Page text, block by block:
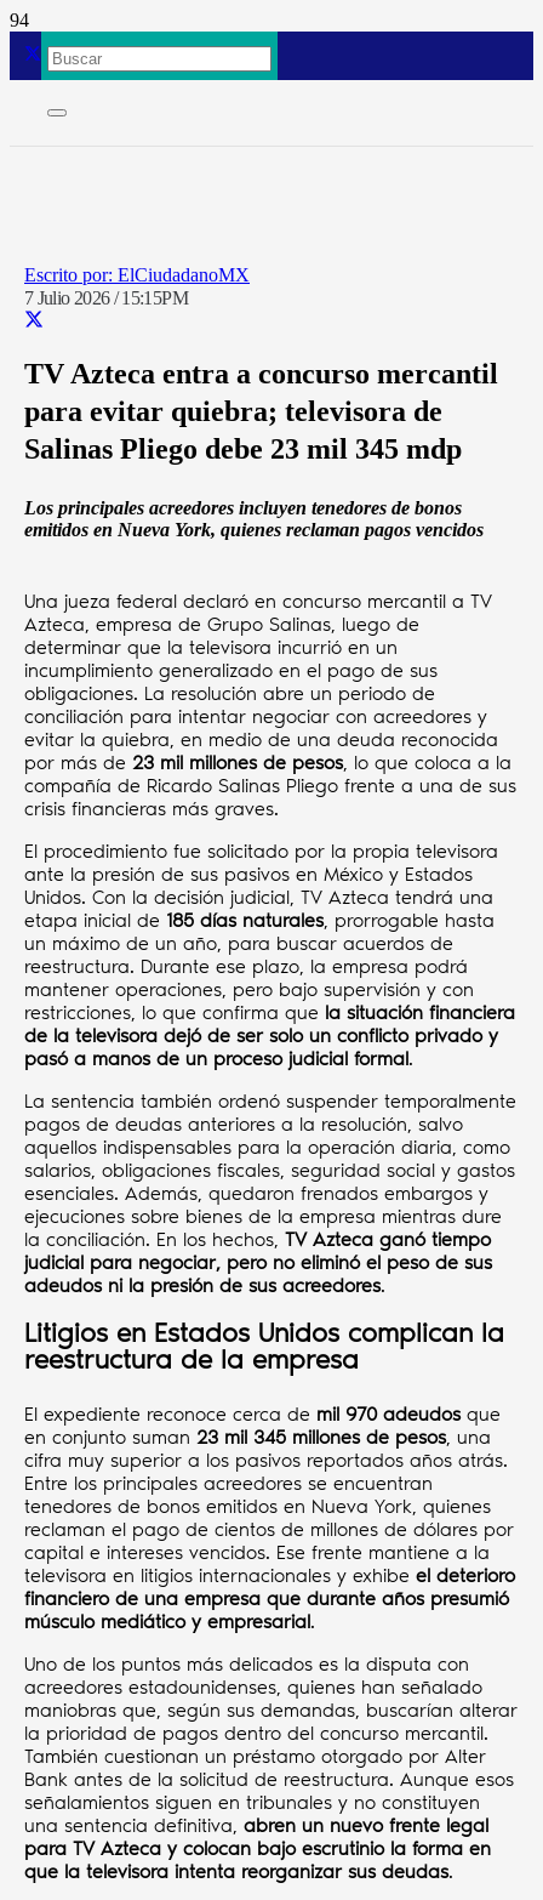
ElCiudadanoMX
7 Julio 2026 / 15:15PM
TV Azteca entra a concurso mercantil
para evitar quiebra; televisora de
Salinas Pliego debe 23 mil 345 mdp
Los principales acreedores incluyen tenedores de bonos
emitidos en Nueva York, quienes reclaman pagos vencidos
Una jueza federal declaró en concurso mercantil a TV
Azteca, empresa de Grupo Salinas, luego de
determinar que la televisora incurrió en un
incumplimiento generalizado en el pago de sus
obligaciones. La resolución abre un periodo de
conciliación para intentar negociar con acreedores y
evitar la quiebra, en medio de una deuda reconocida
por más de 23 mil millones de pesos, lo que coloca a la
compañía de Ricardo Salinas Pliego frente a una de sus
crisis financieras más graves.
El procedimiento fue solicitado por la propia televisora
ante la presión de sus pasivos en México y Estados
Unidos. Con la decisión judicial, TV Azteca tendrá una
etapa inicial de 185 días naturales, prorrogable hasta
un máximo de un año, para buscar acuerdos de
reestructura. Durante ese plazo, la empresa podrá
mantener operaciones, pero bajo supervisión y con
restricciones, lo que confirma que la situación financiera
de la televisora dejó de ser solo un conflicto privado y
pasó a manos de un proceso judicial formal.
La sentencia también ordenó suspender temporalmente
pagos de deudas anteriores a la resolución, salvo
aquellos indispensables para la operación diaria, como
salarios, obligaciones fiscales, seguridad social y gastos
esenciales. Además, quedaron frenados embargos y
ejecuciones sobre bienes de la empresa mientras dure
la conciliación. En los hechos, TV Azteca ganó tiempo
judicial para negociar, pero no eliminó el peso de sus
adeudos ni la presión de sus acreedores.
Litigios en Estados Unidos complican la
reestructura de la empresa
El expediente reconoce cerca de mil 970 adeudosque
en conjunto suman 23 mil 345 millones de pesos, una
cifra muy superior a los pasivos reportados años atrás.
Entre los principales acreedores se encuentran
tenedores de bonos emitidos en Nueva York, quienes
reclaman el pago de cientos de millones de dólares por
capital e intereses vencidos. Ese frente mantiene a la
televisora en litigios internacionales y exhibe el deterioro
financiero de una empresa que durante años presumió
músculo mediático y empresarial.
Uno de los puntos más delicados es la disputa con
acreedores estadounidenses, quienes han señalado
maniobras que, según sus demandas, buscarían alterar
la prioridad de pagos dentro del concurso mercantil.
También cuestionan un préstamo otorgado por Alter
Bank antes de la solicitud de reestructura. Aunque esos
señalamientos siguen en tribunales y no constituyen
una sentencia definitiva, abren un nuevo frente legal
para TV Azteca y colocan bajo escrutinio la forma en
que la televisora intenta reorganizar sus deudas.